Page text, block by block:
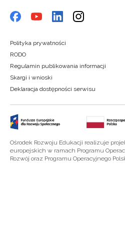
Polityka prywatności
RODO
Regulamin publikowania informacji
Skargi i wnioski
Deklaracja dostępności serwisu
Ośrodek Rozwoju Edukacji realizuje
europejskich w ramach Programu
Rozwój oraz Programu Operacyjnego